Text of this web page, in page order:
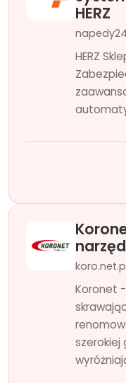
HERZ
HERZ
Koronet
szerokiej